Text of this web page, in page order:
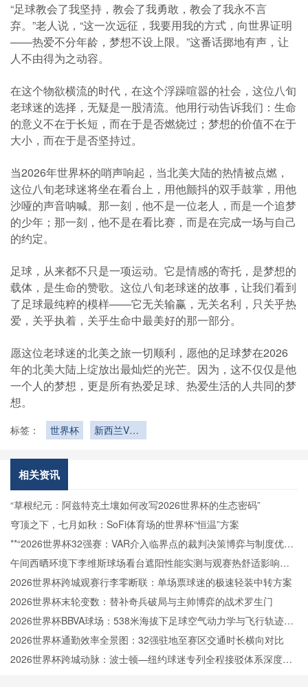
“足球教会了我坚持，教会了我勇敢，教会了我永不言
弃。”老人说，“这一次远征，我要用我的方式，向世界证明
——热爱不分年龄，梦想不设上限。”这番话掷地有声，让
人不由得为之动容。
在这个物欲横流的时代，在这个浮躁喧嚣的社会，这位八旬
老球迷的选择，无疑是一股清流。他用行动告诉我们：生命
的意义不在于长短，而在于是否燃烧过；梦想的价值不在于
大小，而在于是否坚持过。
当2026年世界杯的哨声响起，当北美大陆的热情被点燃，
这位八旬老球迷将坐在看台上，用他颤抖的双手鼓掌，用他
沙哑的声音呐喊。那一刻，他不是一位老人，而是一个追梦
的少年；那一刻，他不是在看比赛，而是在完成一场与自己
的约定。
足球，从来都不只是一项运动。它是情感的寄托，是梦想的
载体，是生命的赞歌。这位八旬老球迷的故事，让我们看到
了足球最纯粹的模样——它无关输赢，无关名利，只关乎热
爱，关乎执着，关乎生命中最美好的那一部分。
愿这位老球迷的北美之旅一切顺利，愿他的足球梦在2026
年的北美大陆上绽放出最灿烂的光芒。因为，这不仅仅是他
一个人的梦想，更是所有热爱足球、热爱生活的人共同的梦
想。
标签： 世界杯
新西兰VS
相关资讯
“草根纪元：阿兹特克土壤如何改写2026世界杯的生态密码”
穹顶之下，七月如秋：SoFi体育场的世界杯“恒温”方案
**“2026世界杯32强赛：VAR介入临界点的裁判决策博弈与制度优化
路径”**
午间西晒环境下李维斯球场看台遮阳性能实测与观赛热舒适影响分
析
2026世界杯跨城观赛行李零断联：单场票球迷的极速轻装中转方案
2026世界杯末轮变数：替补奇兵破局与主帅博弈的战术罗生门
2026世界杯BBVA球场：538米海拔下足球空气动力学与飞行轨迹的
微扰动解析
2026世界杯通勤效率全景图：32强驻地至赛区交通时长横向对比
2026世界杯跨城动脉：波士顿—纽约球迷专列全程接驳体系深度拆